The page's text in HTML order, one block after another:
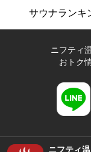
サウナランキ
ニフティ
おトク
ニフティ